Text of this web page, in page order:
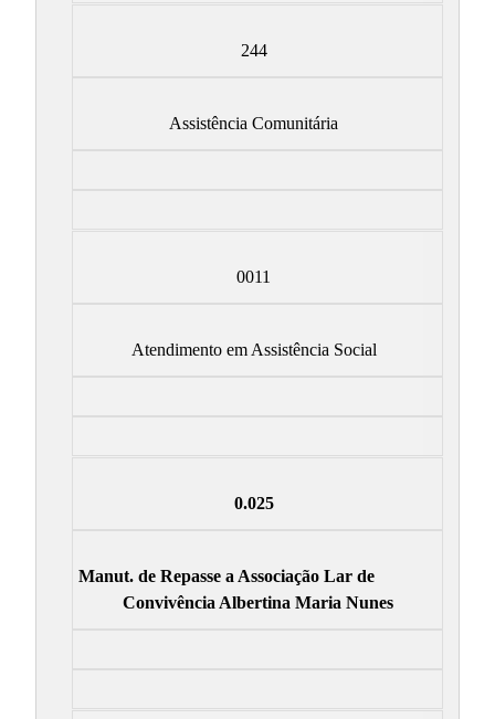
244
Assistência Comunitária
0011
Atendimento em Assistência Social
0.025
Manut. de Repasse a Associação Lar de
Convivência Albertina Maria Nunes